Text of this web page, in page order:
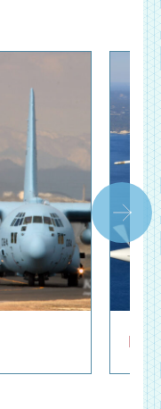
P-